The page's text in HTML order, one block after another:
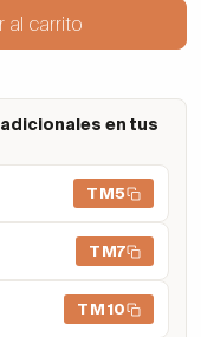
al carrito
en tus
TM5
TM7
TM10